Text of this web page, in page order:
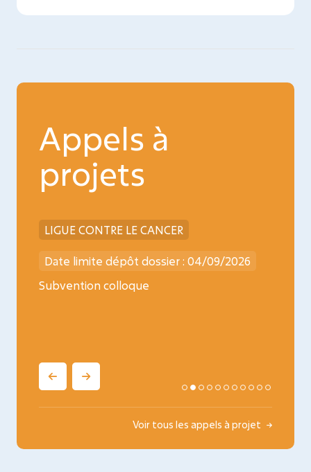
Appels à
projets
LIGUE CONTRE LE CANCER
Date limite dépôt dossier : 04/09/2026
Subvention colloque
Voir tous les appels à projet